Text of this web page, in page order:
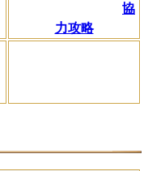
協
力攻略